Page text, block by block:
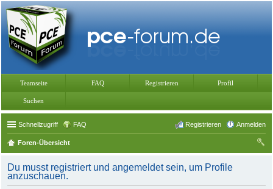
Teamseite FAQ Registrieren Profil
Suchen
Schnellzugriff FAQ Anmelden
Registrieren
Foren-Übersicht
Du musst registriert und angemeldet sein, um Profile
anzuschauen.